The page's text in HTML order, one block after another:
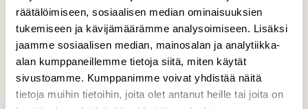
räätälöimiseen, sosiaalisen median ominaisuuksien
tukemiseen ja kävijämäärämme analysoimiseen. Lisäksi
jaamme sosiaalisen median, mainosalan ja analytiikka-
alan kumppaneillemme tietoja siitä, miten käytät
sivustoamme. Kumppanimme voivat yhdistää näitä
tietoja muihin tietoihin, joita olet antanut heille tai joita on